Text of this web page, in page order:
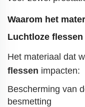
Waarom het
Luchtloze flessen
Het materiaal dat
flessen impacten:
Bescherming van
besmetting